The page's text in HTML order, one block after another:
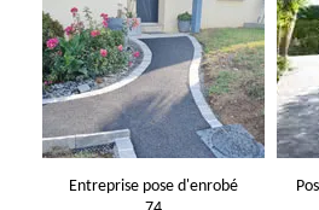
Entreprise pose d'enrobé